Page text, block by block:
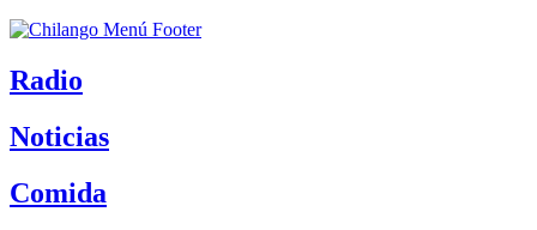
Radio
Noticias
Comida